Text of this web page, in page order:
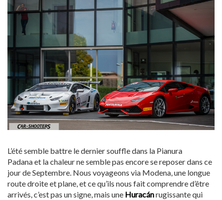
L’été semble battre le dernier souffle dans la Pianura
Padana et la chaleur ne semble pas encore se reposer dans ce
jour de Septembre. Nous voyageons via Modena, une longue
route droite et plane, et ce qu’ils nous fait comprendre d’être
arrivés, c’est pas un signe, mais une Huracánrugissante qui